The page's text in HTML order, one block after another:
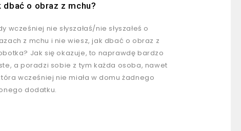
dbać o obraz z mchu?
wcześniej nie słyszałaś/nie słyszałeś o
z mchu i nie wiesz, jak dbać o obraz z
Jak się okazuje, to naprawdę bardzo
a poradzi sobie z tym każda osoba, nawet
wcześniej nie miała w domu żadnego
dodatku.